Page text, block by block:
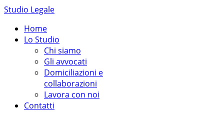
Studio Legale
Home
Lo Studio
Chi siamo
Gli avvocati
Domiciliazioni e
collaborazioni
Lavora con noi
Contatti